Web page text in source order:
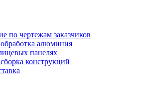
по чертежам заказчиков
алюминия
панелях
конструкций